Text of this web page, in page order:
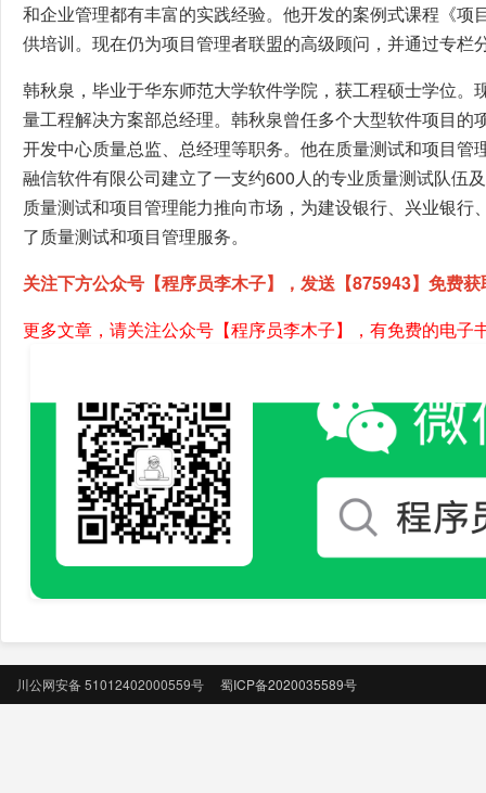
和企业管理都有丰富的实践经验。他开发的案例式课程《项
供培训。现在仍为项目管理者联盟的高级顾问，并通过专栏
韩秋泉，毕业于华东师范大学软件学院，获工程硕士学位。
量工程解决方案部总经理。韩秋泉曾任多个大型软件项目的
开发中心质量总监、总经理等职务。他在质量测试和项目管
融信软件有限公司建立了一支约600人的专业质量测试队伍
质量测试和项目管理能力推向市场，为建设银行、兴业银行
了质量测试和项目管理服务。
关注下方公众号【程序员李木子】，发送【875943】免费获
更多文章，请关注公众号【程序员李木子】，有免费的电子
川公网安备 51012402000559号 蜀ICP备2020035589号